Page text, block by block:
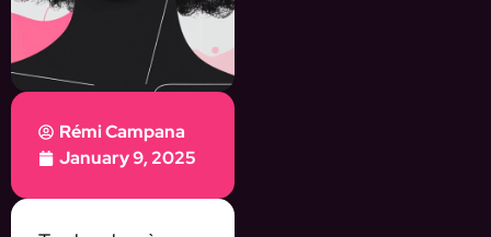
Rémi Campana
January 9, 2025